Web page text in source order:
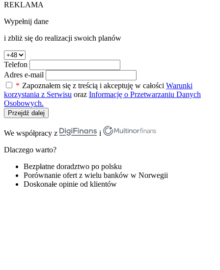
REKLAMA
Wypełnij dane
i zbliż się do realizacji swoich planów
Telefon
Adres e-mail
* Zapoznałem się z treścią i akceptuję w całości Warunki
korzystania z Serwisu oraz Informację o Przetwarzaniu Danych
Osobowych.
Przejdź dalej
We współpracy z
i
Dlaczego warto?
Bezpłatne doradztwo po polsku
Porównanie ofert z wielu banków w Norwegii
Doskonałe opinie od klientów